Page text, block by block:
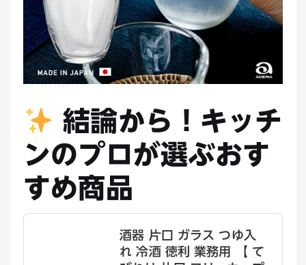
結論から！キッチ
ンのプロが選ぶおす
すめ商品
酒器 片口 ガラス つゆ入
れ 冷酒 徳利 業務用 【 て